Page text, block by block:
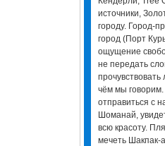
источники,
городу. Город-
город (Порт
ощущение
не передать
чём мы
отправиться с
Шоманай,
всю красоту.
мечеть Шакпак-